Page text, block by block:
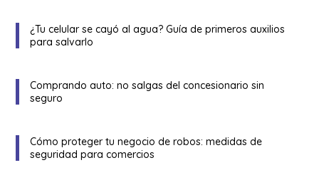
¿Tu celular se cayó al agua? Guía de primeros auxilios
para salvarlo
Comprando auto: no salgas del concesionario sin
seguro
Cómo proteger tu negocio de robos: medidas de
seguridad para comercios